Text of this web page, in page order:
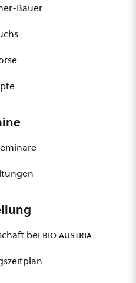
Bauer
bei bio austria